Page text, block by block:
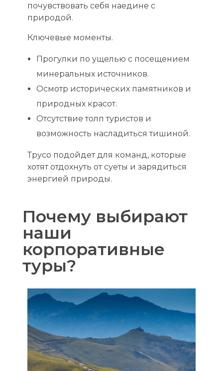
почувствовать себя наедине с
природой.
Ключевые моменты.
Прогулки по ущелью с посещением
минеральных источников.
Осмотр исторических памятников и
природных красот.
Отсутствие толп туристов и
возможность насладиться тишиной.
Трусо подойдет для команд, которые
хотят отдохнуть от суеты и зарядиться
энергией природы.
Почему выбирают
наши
корпоративные
туры?